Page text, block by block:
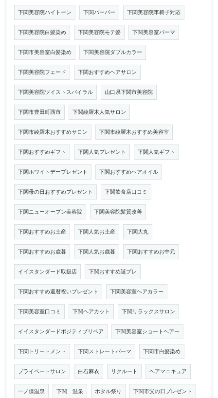
下関美容院ハイトーン 下関バーバー 下関美容院車椅子対応
下関美容院白髪染め 下関美容院モテ髪 下関美容室パーマ
下関市美容室白髪染め 下関美容院ダブルカラー
下関美容院フェード 下関おすすめヘアサロン
下関美容院ツイストスパイラル 山口県下関市美容院
下関市豊田町西市 下関綾羅木人気サロン
下関市綾羅木おすすめサロン 下関市綾羅木おすすめ美容室
下関おすすめギフト 下関人気プレゼント 下関人気ギフト
下関ホワイトデープレゼント 下関おすすめヘアオイル
下関母の日おすすめプレゼント 下関飲食店口コミ
下関ニューオープン美容院 下関美容院髪質改善
下関おすすめお土産 下関人気お土産 下関大丸
下関おすすめお歳暮 下関人気お歳暮 下関おすすめお中元
イイスタンダード取扱店 下関おすすめ誕プレ
下関おすすめ還暦祝いプレゼント 下関美容室ヘアカラー
下関美容室口コミ 下関ヘアカット 下関リラックスサロン
イイスタンダードポジティブリペア 下関美容室ショートヘアー
下関トリートメント 下関ストレートパーマ 下関市白髪染め
プライベートサロン 白石麻衣 リクルート ヘアマニキュア
一ノ俣温泉 下関 温泉 ホタル祭り 下関市父の日プレゼント